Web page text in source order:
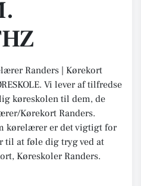
Randers | Kørekort
Vi lever af tilfredse
køreskolen til dem, de
Kørekort Randers.
kørelærer er det vigtigt for
til at føle dig tryg ved at
Køreskoler Randers.